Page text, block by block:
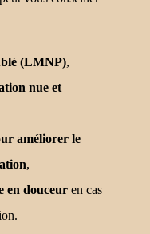
(LMNP),
nue et
améliorer le
,
en douceur en cas